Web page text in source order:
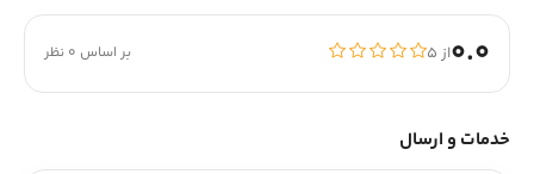
0.0از ۵ بر اساس 0 نظر
خدمات و ارسال